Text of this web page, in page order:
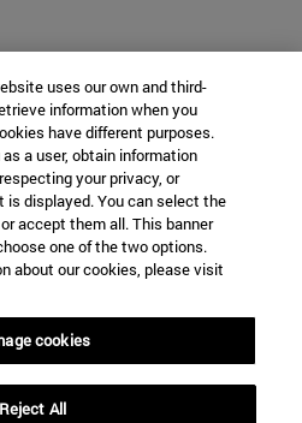
uses our own and third-
information when you
have different purposes.
a user, obtain information
your privacy, or
displayed. You can select the
accept them all. This banner
one of the two options.
about our cookies, please visit
cookies
Reject All